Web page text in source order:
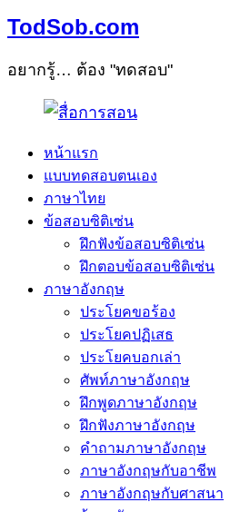
TodSob.com
อยากรู้… ต้อง "ทดสอบ"
หน้าแรก
แบบทดสอบตนเอง
ภาษาไทย
ข้อสอบซิติเซ่น
ฝึกฟังข้อสอบซิติเซ่น
ฝึกตอบข้อสอบซิติเซ่น
ภาษาอังกฤษ
ประโยคขอร้อง
ประโยคปฏิเสธ
ประโยคบอกเล่า
ศัพท์ภาษาอังกฤษ
ฝึกพูดภาษาอังกฤษ
ฝึกฟังภาษาอังกฤษ
คำถามภาษาอังกฤษ
ภาษาอังกฤษกับอาชีพ
ภาษาอังกฤษกับศาสนา